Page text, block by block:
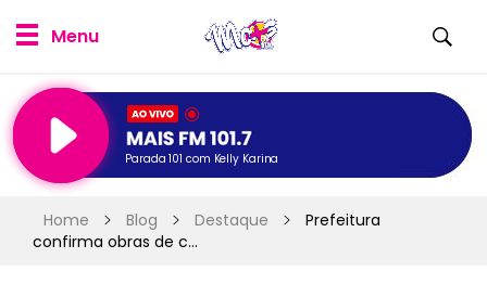
Parada 101 com Kelly Karina
Home Blog Destaque
Prefeitura
confirma obras de c...